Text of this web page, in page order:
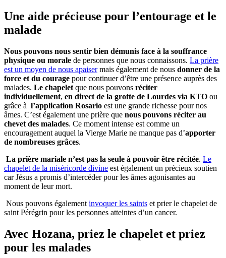
Une aide précieuse pour l’entourage et le
malade
Nous pouvons nous sentir bien démunis face à la souffrance
physique ou morale de personnes que nous connaissons. La prière
est un moyen de nous apaisermais également de nous donner de la
force et du courage pour continuer d’être une présence auprès des
malades. Le chapelet que nous pouvons réciter
individuellement, en direct de la grotte de Lourdes via KTO ou
grâce à l’application Rosario est une grande richesse pour nos
âmes. C’est également une prière que nous pouvons réciter au
chevet des malades. Ce moment intense est comme un
encouragement auquel la Vierge Marie ne manque pas d’apporter
de nombreuses grâces.
La prière mariale n’est pas la seule à pouvoir être récitée. Le
chapelet de la miséricorde divine est également un précieux soutien
car Jésus a promis d’intercéder pour les âmes agonisantes au
moment de leur mort.
Nous pouvons également invoquer les saints et prier le chapelet de
saint Pérégrin pour les personnes atteintes d’un cancer.
Avec Hozana, priez le chapelet et priez
pour les malades